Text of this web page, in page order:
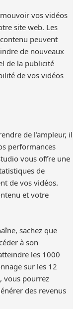
vos vidéos
site web. Les
peuvent
de nouveaux
de la publicité
de vos vidéos
de l’ampleur, il
performances
vous offre une
de
de vos vidéos.
et votre
sachez que
à son
les 1000
sur les 12
vous pourrez
des revenus